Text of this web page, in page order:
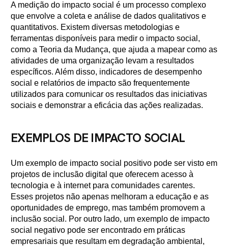
A medição do impacto social é um processo complexo
que envolve a coleta e análise de dados qualitativos e
quantitativos. Existem diversas metodologias e
ferramentas disponíveis para medir o impacto social,
como a Teoria da Mudança, que ajuda a mapear como as
atividades de uma organização levam a resultados
específicos. Além disso, indicadores de desempenho
social e relatórios de impacto são frequentemente
utilizados para comunicar os resultados das iniciativas
sociais e demonstrar a eficácia das ações realizadas.
EXEMPLOS DE IMPACTO SOCIAL
Um exemplo de impacto social positivo pode ser visto em
projetos de inclusão digital que oferecem acesso à
tecnologia e à internet para comunidades carentes.
Esses projetos não apenas melhoram a educação e as
oportunidades de emprego, mas também promovem a
inclusão social. Por outro lado, um exemplo de impacto
social negativo pode ser encontrado em práticas
empresariais que resultam em degradação ambiental,